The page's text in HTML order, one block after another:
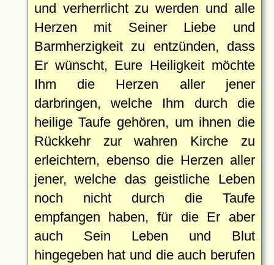
und verherrlicht zu werden und alle
Herzen mit Seiner Liebe und
Barmherzigkeit zu entzünden, dass
Er wünscht, Eure Heiligkeit möchte
Ihm die Herzen aller jener
darbringen, welche Ihm durch die
heilige Taufe gehören, um ihnen die
Rückkehr zur wahren Kirche zu
erleichtern, ebenso die Herzen aller
jener, welche das geistliche Leben
noch nicht durch die Taufe
empfangen haben, für die Er aber
auch Sein Leben und Blut
hingegeben hat und die auch berufen